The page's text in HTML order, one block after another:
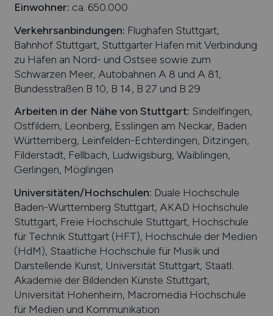
Einwohner: ca. 650.000
Verkehrsanbindungen: Flughafen Stuttgart,
Bahnhof Stuttgart, Stuttgarter Hafen mit Verbindung
zu Häfen an Nord- und Ostsee sowie zum
Schwarzen Meer, Autobahnen A 8 und A 81,
Bundesstraßen B 10, B 14, B 27 und B 29
Arbeiten in der Nähe von Stuttgart: Sindelfingen,
Ostfildern, Leonberg, Esslingen am Neckar, Baden
Württemberg, Leinfelden-Echterdingen, Ditzingen,
Filderstadt, Fellbach, Ludwigsburg, Waiblingen,
Gerlingen, Möglingen
Universitäten/Hochschulen: Duale Hochschule
Baden-Württemberg Stuttgart, AKAD Hochschule
Stuttgart, Freie Hochschule Stuttgart, Hochschule
für Technik Stuttgart (HFT), Hochschule der Medien
(HdM), Staatliche Hochschule für Musik und
Darstellende Kunst, Universität Stuttgart, Staatl.
Akademie der Bildenden Künste Stuttgart,
Universität Hohenheim, Macromedia Hochschule
für Medien und Kommunikation